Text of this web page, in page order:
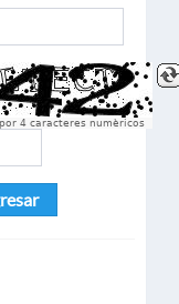
4 caracteres numèricos